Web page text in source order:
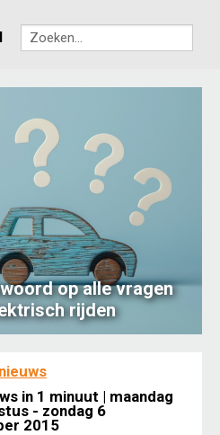
op alle vragen
rijden
in 1 minuut | maandag
- zondag 6
2015